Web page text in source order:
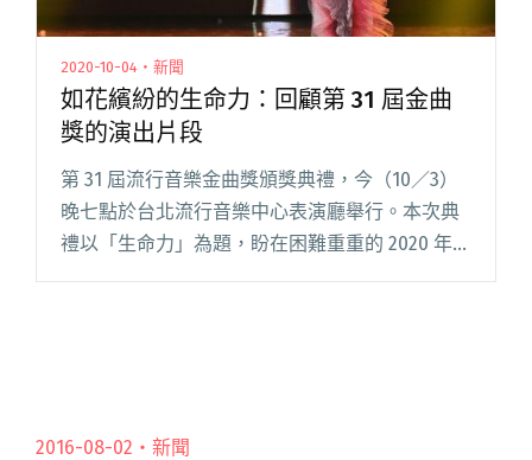
2020-10-04・新聞
如花繽紛的生命力：回顧第 31 屆金曲
獎的演出片段
第 31 屆流行音樂金曲獎頒獎典禮，今（10／3）
晚七點於台北流行音樂中心表演廳舉行。本次典
禮以「生命力」為題，盼在困難重重的 2020 年傳
遞希望，堅信如花盛開的新生將會到來。多組風
2016-08-02・ 新聞